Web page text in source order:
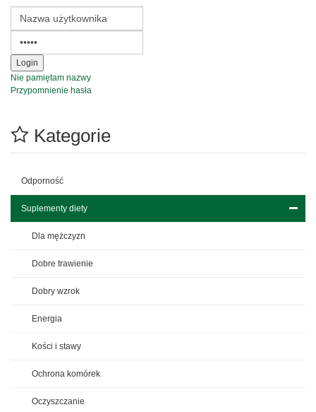
Nie pamiętam nazwy
Przypomnienie hasła
Kategorie
Odporność
Suplementy diety
Dla mężczyzn
Dobre trawienie
Dobry wzrok
Energia
Kości i stawy
Ochrona komórek
Oczyszczanie